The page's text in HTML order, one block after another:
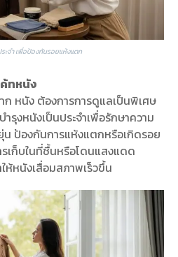
ะจำ เพื่อป้องกันรอยแห้งแตก
ทหนัง
ก หนัง ต้องการการดูแลเป็นพิเศษ
รุงหนังเป็นประจำเพื่อรักษาความ
ป้องกันการแห้งแตกหรือเกิดรอย
เก็บในที่ชื้นหรือโดนแสงแดด
ห้หนังเสื่อมสภาพเร็วขึ้น